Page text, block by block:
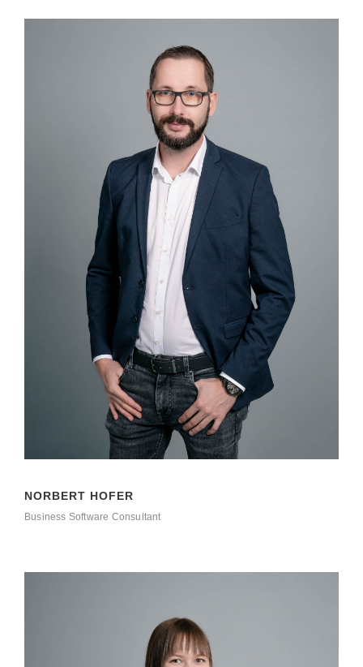
NORBERT HOFER
Business Software Consultant